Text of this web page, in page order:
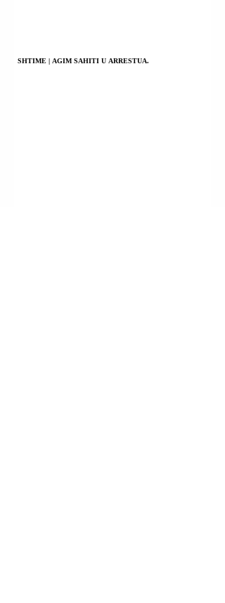
SHTIME | AGIM SAHITI U ARRESTUA.